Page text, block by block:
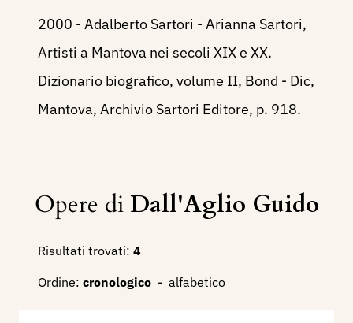
2000 - Adalberto Sartori - Arianna Sartori,
Artisti a Mantova nei secoli XIX e XX.
Dizionario biografico, volume II, Bond - Dic,
Mantova, Archivio Sartori Editore, p. 918.
Opere diDall'Aglio Guido
Risultati trovati: 4
Ordine: cronologico - alfabetico